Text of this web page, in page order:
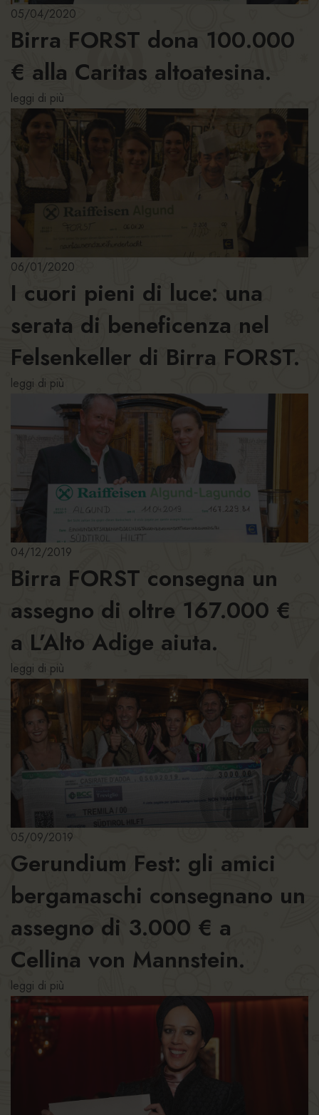
05/04/2020
Birra FORST dona 100.000
€ alla Caritas altoatesina.
leggi di più
06/01/2020
I cuori pieni di luce: una
serata di beneficenza nel
Felsenkeller di Birra FORST.
leggi di più
04/12/2019
Birra FORST consegna un
assegno di oltre 167.000 €
a L’Alto Adige aiuta.
leggi di più
05/09/2019
Gerundium Fest: gli amici
bergamaschi consegnano un
assegno di 3.000 € a
Cellina von Mannstein.
leggi di più